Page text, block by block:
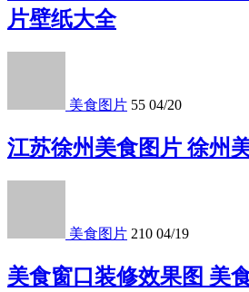
片壁纸大全
美食图片 55 04/20
江苏徐州美食图片 徐州
美食图片 210 04/19
美食窗口装修效果图 美